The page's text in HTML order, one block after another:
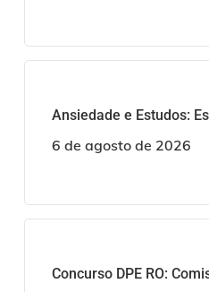
Ansiedade e Estudos:
6 de agosto de 2026
Concurso DPE RO: